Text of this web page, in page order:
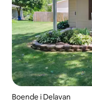
Boende i Delavan